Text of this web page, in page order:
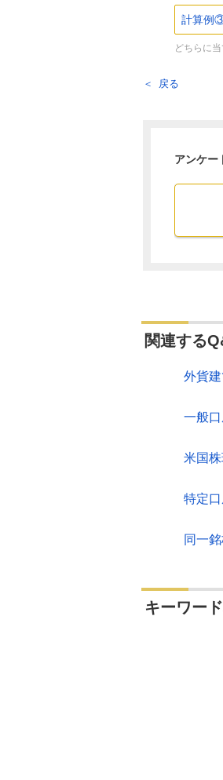
計算例
どちらに
戻る
アンケー
関連する
外貨
一般
米国
特定
同一
キーワー